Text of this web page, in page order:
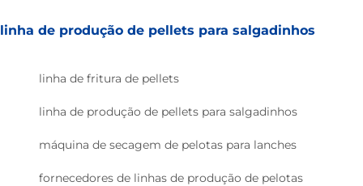
linha de produção de pellets para salgadinhos
linha de fritura de pellets
linha de produção de pellets para salgadinhos
máquina de secagem de pelotas para lanches
fornecedores de linhas de produção de pelotas